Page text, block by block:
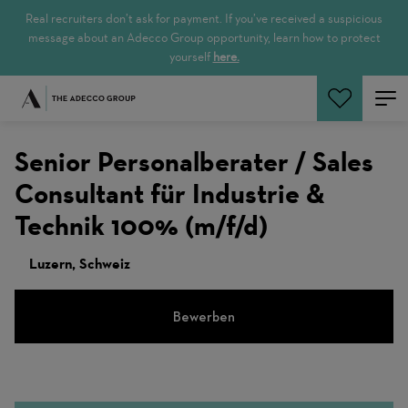
Real recruiters don’t ask for payment. If you’ve received a suspicious
message about an Adecco Group opportunity, learn how to protect
yourself here.
Jetzt suchen
Senior Personalberater / Sales
Consultant für Industrie &
Technik 100% (m/f/d)
Luzern, Schweiz
Bewerben